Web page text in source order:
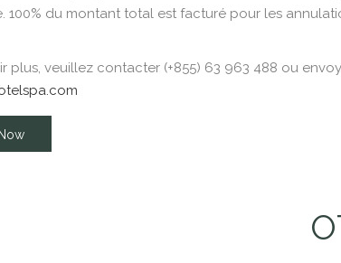
100% du montant total est facturé pour les
plus, veuillez contacter (+855) 63 963 488 ou